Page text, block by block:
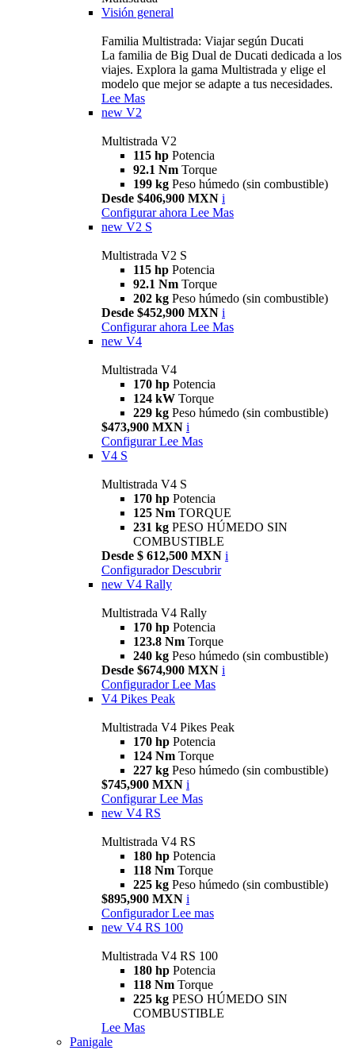
Visión general
Familia Multistrada: Viajar según Ducati
La familia de Big Dual de Ducati dedicada a los
viajes. Explora la gama Multistrada y elige el
modelo que mejor se adapte a tus necesidades.
Lee Mas
new V2
Multistrada V2
115 hp Potencia
92.1 Nm Torque
199 kg Peso húmedo (sin combustible)
Desde $406,900 MXN i
Configurar ahora Lee Mas
new V2 S
Multistrada V2 S
115 hp Potencia
92.1 Nm Torque
202 kg Peso húmedo (sin combustible)
Desde $452,900 MXN i
Configurar ahora Lee Mas
new V4
Multistrada V4
170 hp Potencia
124 kW Torque
229 kg Peso húmedo (sin combustible)
$473,900 MXN i
Configurar Lee Mas
V4 S
Multistrada V4 S
170 hp Potencia
125 Nm TORQUE
231 kg PESO HÚMEDO SIN
COMBUSTIBLE
Desde $ 612,500 MXN i
Configurador Descubrir
new V4 Rally
Multistrada V4 Rally
170 hp Potencia
123.8 Nm Torque
240 kg Peso húmedo (sin combustible)
Desde $674,900 MXN i
Configurador Lee Mas
V4 Pikes Peak
Multistrada V4 Pikes Peak
170 hp Potencia
124 Nm Torque
227 kg Peso húmedo (sin combustible)
$745,900 MXN i
Configurar Lee Mas
new V4 RS
Multistrada V4 RS
180 hp Potencia
118 Nm Torque
225 kg Peso húmedo (sin combustible)
$895,900 MXN i
Configurador Lee mas
new V4 RS 100
Multistrada V4 RS 100
180 hp Potencia
118 Nm Torque
225 kg PESO HÚMEDO SIN
COMBUSTIBLE
Lee Mas
Panigale